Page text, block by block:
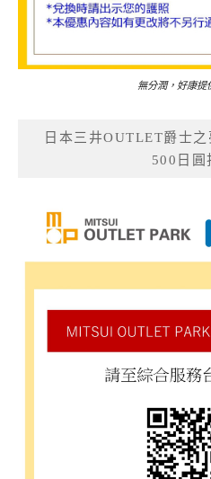
無分潤，好康提
日本三井OUTLET爵士
500日圓